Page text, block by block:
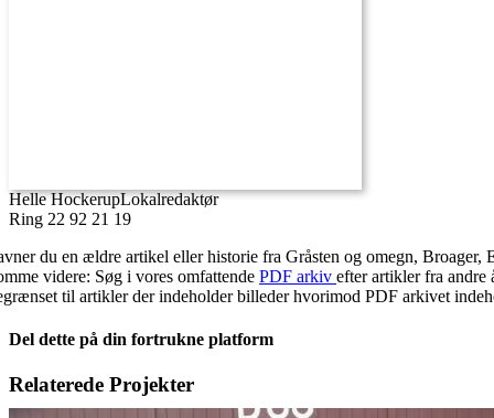
Helle HockerupLokalredaktør
Ring 22 92 21 19
du en ældre artikel eller historie fra Gråsten og omegn,
videre: Søg i vores omfattende PDF arkiv efter artikler fra
til artikler der indeholder billeder hvorimod PDF arkivet
Del dette på din fortrukne platform
Facebook
X
LinkedIn
E-
Relaterede Projekter